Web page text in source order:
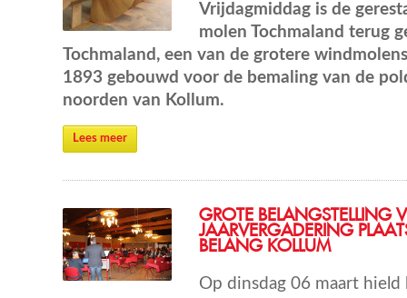
Vrijdagmiddag is de
molen Tochmaland terug
Tochmaland, een van de grotere
1893 gebouwd voor de bemaling van de
noorden van Kollum.
Lees meer
GROTE BELANGSTELLING
JAARVERGADERING
BELANG KOLLUM
Op dinsdag 06 maart hield